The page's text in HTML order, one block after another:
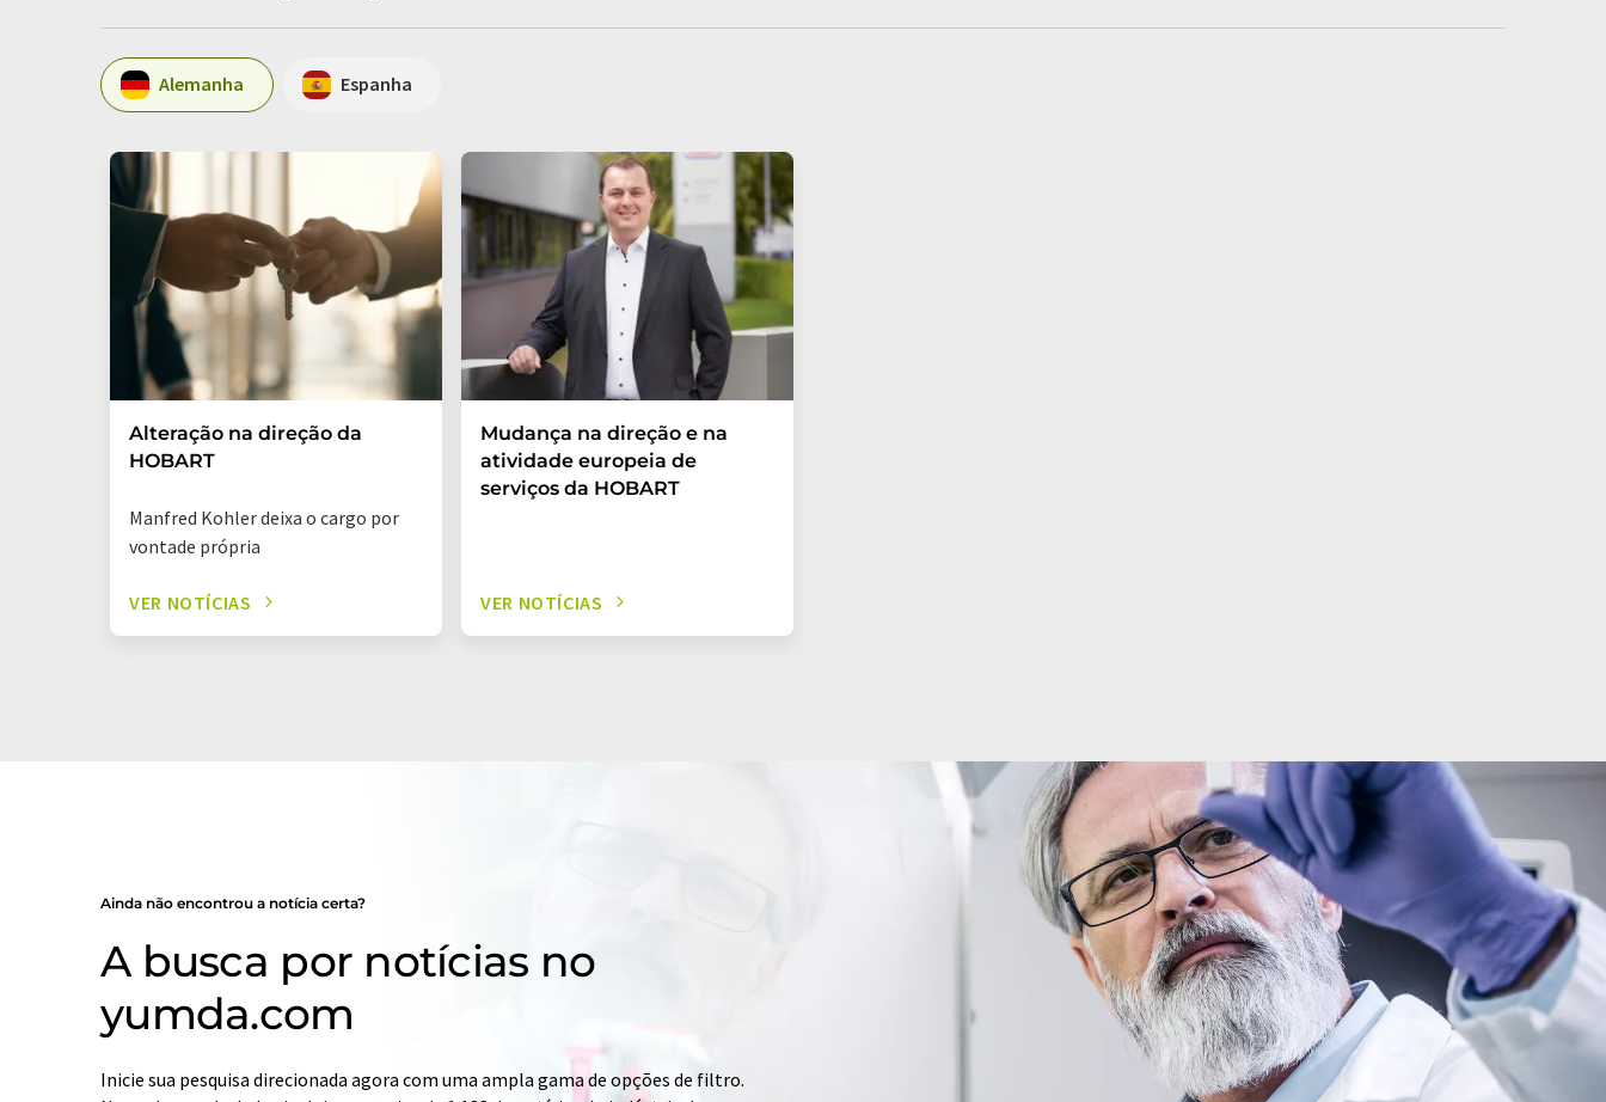
Alemanha Espanha
Alteração na direção da
HOBART
Manfred Kohler deixa o cargo por
vontade própria
VER NOTÍCIAS
Mudança na direção e na
atividade europeia de
serviços da HOBART
VER NOTÍCIAS
Ainda não encontrou a notícia certa?
A busca por notícias no
yumda.com
Inicie sua pesquisa direcionada agora com uma ampla gama de opções de filtro.